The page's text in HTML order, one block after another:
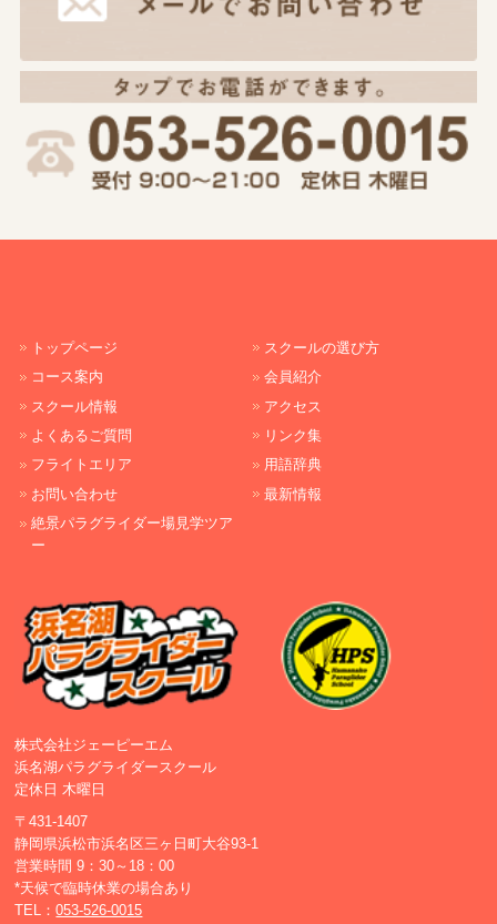
トップページ
コース案内
スクール情報
よくあるご質問
フライトエリア
お問い合わせ
絶景パラグライダー場見学ツア
ー
スクールの選び方
会員紹介
アクセス
リンク集
用語辞典
最新情報
株式会社ジェーピーエム
浜名湖パラグライダースクール
定休日 木曜日
〒431-1407
静岡県浜松市浜名区三ヶ日町大谷93-1
営業時間 9：30～18：00
*天候で臨時休業の場合あり
TEL：053-526-0015